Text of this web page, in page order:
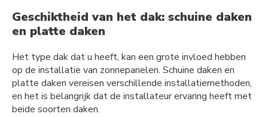
Geschiktheid van het dak: schuine daken
en platte daken
Het type dak dat u heeft, kan een grote invloed hebben
op de installatie van zonnepanelen. Schuine daken en
platte daken vereisen verschillende installatiemethoden,
en het is belangrijk dat de installateur ervaring heeft met
beide soorten daken.